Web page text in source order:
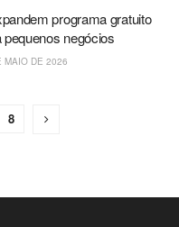
programa gratuito
negócios
MAIO DE 2026
8